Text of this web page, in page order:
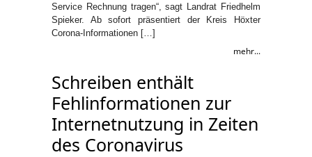
Service Rechnung tragen“, sagt Landrat Friedhelm
Spieker. Ab sofort präsentiert der Kreis Höxter
Corona-Informationen […]
mehr...
Schreiben enthält
Fehlinformationen zur
Internetnutzung in Zeiten
des Coronavirus